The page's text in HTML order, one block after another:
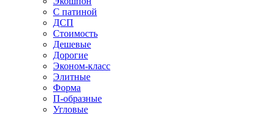
С патиной
ДСП
Стоимость
Дешевые
Дорогие
Эконом-класс
Элитные
Форма
П-образные
Угловые